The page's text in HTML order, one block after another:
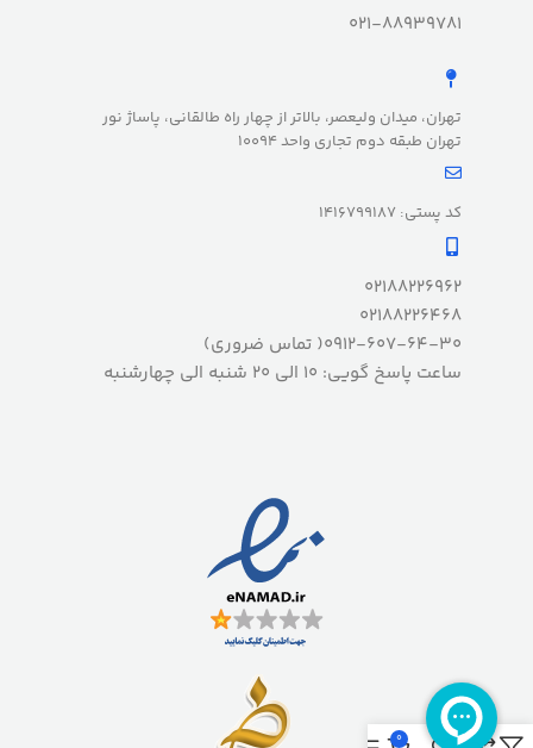
021-88939781
تهران، میدان ولیعصر، بالاتر از چهار راه طالقانی، پاساژ نور
تهران طبقه دوم تجاری واحد 10094
کد پستی: 1416799187
02188226962
02188226468
0912-607-64-30( تماس ضروری)
ساعت پاسخ گویی: 10 الی 20 شنبه الی چهارشنبه
0